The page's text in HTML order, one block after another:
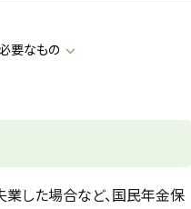
要なもの
した場合など、国民年金保